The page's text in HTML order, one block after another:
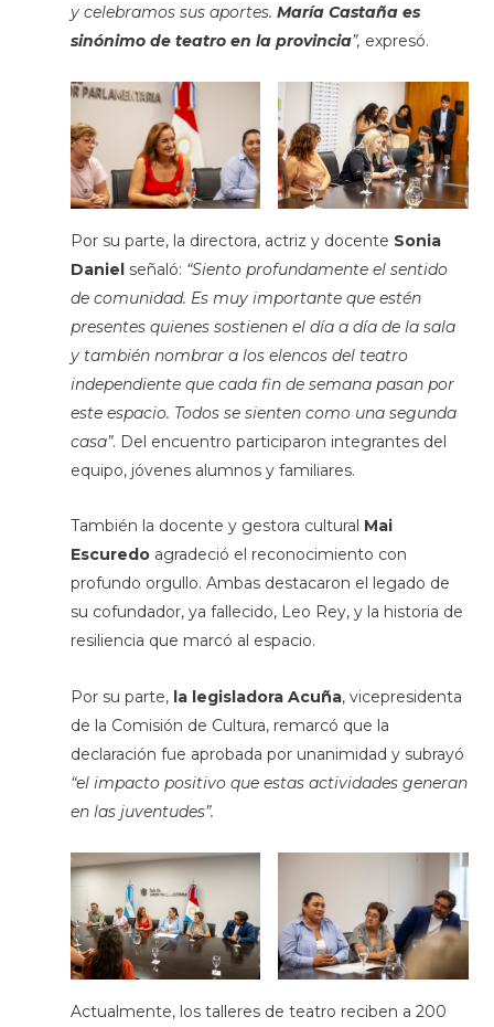
y celebramos sus aportes. María Castaña es
sinónimo de teatro en la provincia”, expresó.
Por su parte, la directora, actriz y docente Sonia
Daniel señaló: “Siento profundamente el sentido
de comunidad. Es muy importante que estén
presentes quienes sostienen el día a día de la sala
y también nombrar a los elencos del teatro
independiente que cada fin de semana pasan por
este espacio. Todos se sienten como una segunda
casa”. Del encuentro participaron integrantes del
equipo, jóvenes alumnos y familiares.
También la docente y gestora cultural Mai
Escuredoagradeció el reconocimiento con
profundo orgullo. Ambas destacaron el legado de
su cofundador, ya fallecido, Leo Rey, y la historia de
resiliencia que marcó al espacio.
Por su parte, la legisladora Acuña, vicepresidenta
de la Comisión de Cultura, remarcó que la
declaración fue aprobada por unanimidad y subrayó
“el impacto positivo que estas actividades generan
en las juventudes”.
Actualmente, los talleres de teatro reciben a 200